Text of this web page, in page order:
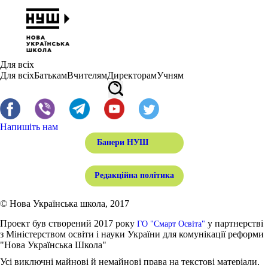
Для всіх
Для всіхБатькамВчителямДиректорамУчням
Напишіть нам
Банери НУШ
Редакційна політика
© Нова Українська школа, 2017
Проект був створений 2017 року ГО "Смарт Освіта" у партнерстві
з Міністерством освіти і науки України для комунікації реформи
"Нова Українська Школа"
Усі виключні майнові й немайнові права на текстові матеріали,